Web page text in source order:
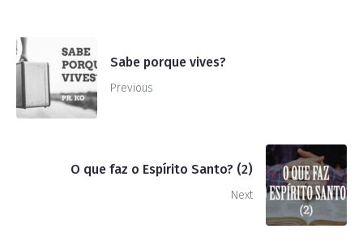
Sabe porque vives?
Previous
O que faz o Espírito Santo? (2)
Next